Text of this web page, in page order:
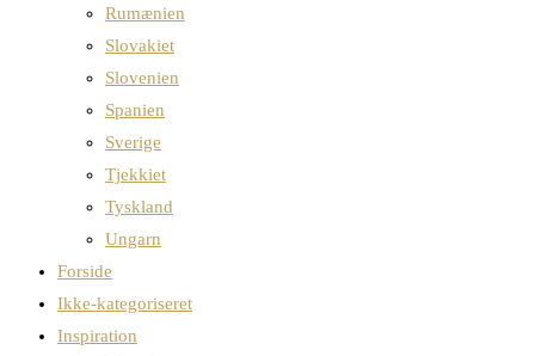
Rumænien
Slovakiet
Slovenien
Spanien
Sverige
Tjekkiet
Tyskland
Ungarn
Forside
Ikke-kategoriseret
Inspiration